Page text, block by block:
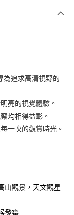
為追求高清視野的
亮的視覺體驗。
均相得益彰。
一次的觀賞時光。
山觀景，天文觀星
發霉